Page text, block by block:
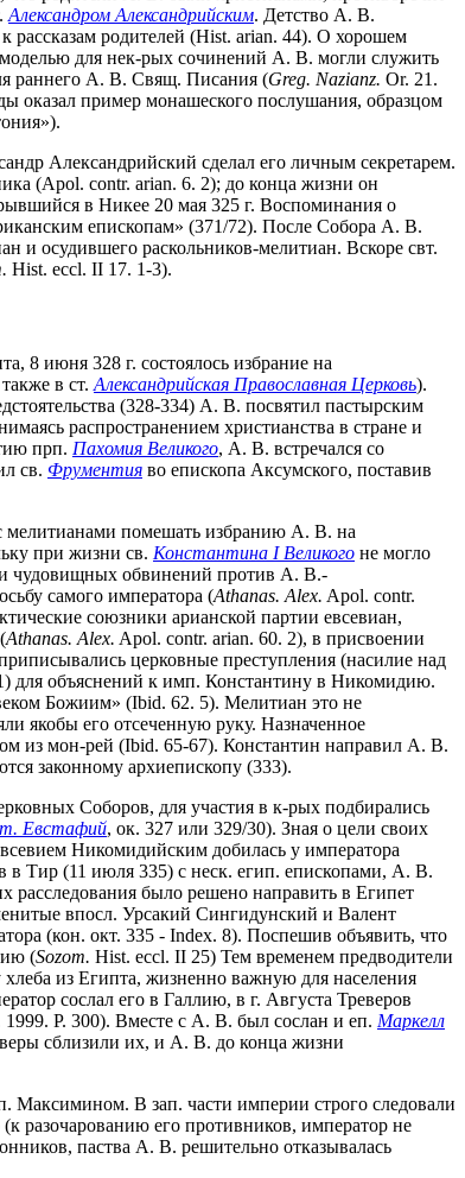
Александром Александрийским. Детство А. В.
рассказам родителей (Hist. arian. 44). О хорошем
для нек-рых сочинений А. В. могли служить
раннего А. В. Свящ. Писания (Greg. Nazianz. Or. 21.
оказал пример монашеского послушания, образцом
Александрийский сделал его личным секретарем.
(Apol. contr. arian. 6. 2); до конца жизни он
в Никее 20 мая 325 г. Воспоминания о
епископам» (371/72). После Собора А. В.
и осудившего раскольников-мелитиан. Вскоре свт.
Hist. eccl. II 17. 1-3).
8 июня 328 г. состоялось избрание на
в ст. Александрийская Православная Церковь).
(328-334) А. В. посвятил пастырским
распространением христианства в стране и
прп. Пахомия Великого, А. В. встречался со
св. Фрументия во епископа Аксумского, поставив
мелитианами помешать избранию А. В. на
при жизни св. Константина I Великого не могло
чудовищных обвинений против А. В.-
самого императора (Athanas. Alex. Apol. contr.
союзники арианской партии евсевиан,
Athanas. Alex. Apol. contr. arian. 60. 2), в присвоении
церковные преступления (насилие над
для объяснений к имп. Константину в Никомидию.
Божиим» (Ibid. 62. 5). Мелитиан это не
якобы его отсеченную руку. Назначенное
из мон-рей (Ibid. 65-67). Константин направил А. В.
законному архиепископу (333).
Соборов, для участия в к-рых подбирались
Евстафий, ок. 327 или 329/30). Зная о цели своих
Никомидийским добилась у императора
Тир (11 июля 335) с неск. егип. епископами, А. В.
расследования было решено направить в Египет
впосл. Урсакий Сингидунский и Валент
(кон. окт. 335 - Index. 8). Поспешив объявить, что
(Sozom. Hist. eccl. II 25) Тем временем предводители
из Египта, жизненно важную для населения
сослал его в Галлию, в г. Августа Треверов
1999. P. 300). Вместе с А. В. был сослан и еп. Маркелл
сблизили их, и А. В. до конца жизни
В зап. части империи строго следовали
разочарованию его противников, император не
паства А. В. решительно отказывалась